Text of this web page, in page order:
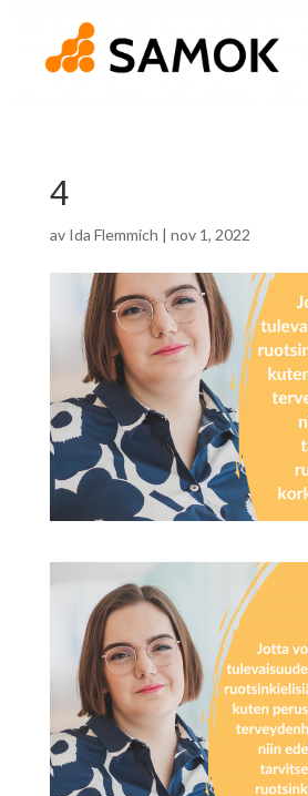
4
av Ida Flemmich | nov 1, 2022